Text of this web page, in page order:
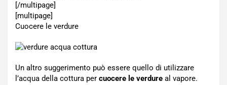
[/multipage]
[multipage]
Cuocere le verdure
Un altro suggerimento può essere quello di utilizzare
l’acqua della cottura per cuocere le verdure al vapore.